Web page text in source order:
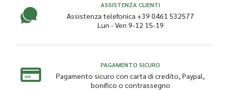
ASSISTENZA CLIENTI
Assistenza telefonica +39 0461 532577
Lun - Ven 9-12 15-19
PAGAMENTO SICURO
Pagamento sicuro con carta di credito, Paypal,
bonifico o contrassegno